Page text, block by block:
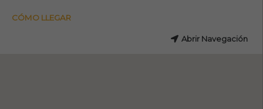
CÓMO LLEGAR
Abrir Navegación